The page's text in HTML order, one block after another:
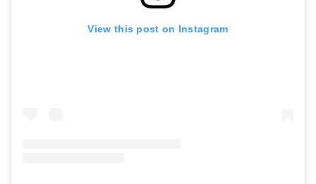
View this post on Instagram